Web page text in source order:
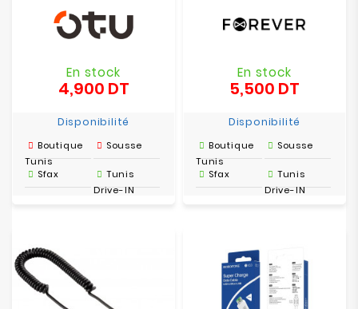
En stock
4,900 DTPrix
Disponibilité
Boutique
Tunis
Sousse
Sfax
Tunis
Drive-IN
En stock
5,500 DT
Disponibilité
Boutique
Tunis
Sousse
Sfax
Tunis
Drive-IN